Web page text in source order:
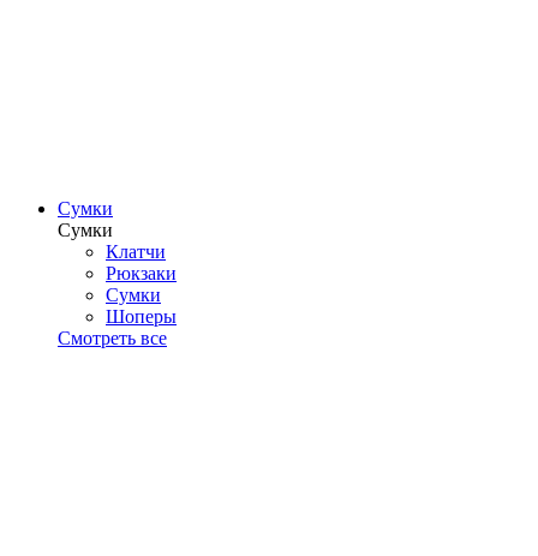
Сумки
Сумки
Клатчи
Рюкзаки
Сумки
Шоперы
Смотреть все